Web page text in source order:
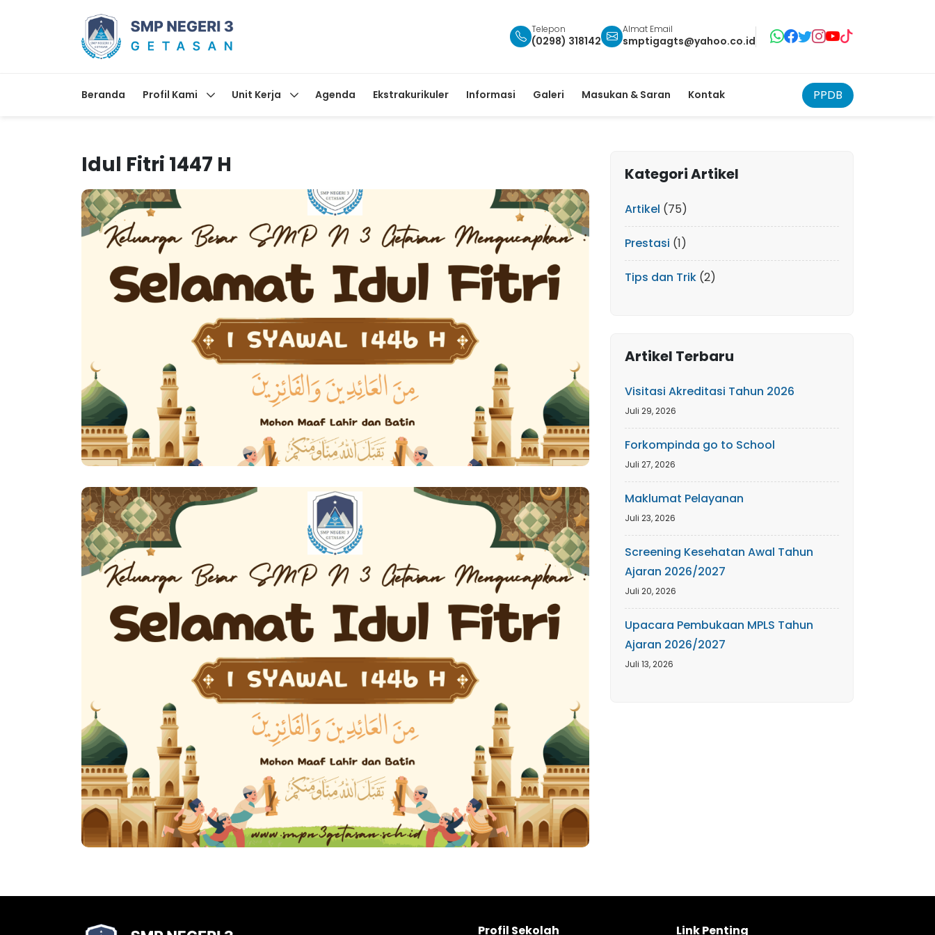
Telepon
(0298) 318142
Almat Email
smptigagts@yahoo.co.id
Beranda Profil Kami Unit Kerja Agenda Ekstrakurikuler Informasi Galeri Masukan & Saran Kontak PPDB
Idul Fitri 1447 H Kategori Artikel
Artikel (75)
Prestasi (1)
Tips dan Trik (2)
Artikel Terbaru
Visitasi Akreditasi Tahun 2026
Juli 29, 2026
Forkompinda go to School
Juli 27, 2026
Maklumat Pelayanan
Juli 23, 2026
Screening Kesehatan Awal Tahun
Ajaran 2026/2027
Juli 20, 2026
Upacara Pembukaan MPLS Tahun
Ajaran 2026/2027
Juli 13, 2026
Profil Sekolah Link Penting